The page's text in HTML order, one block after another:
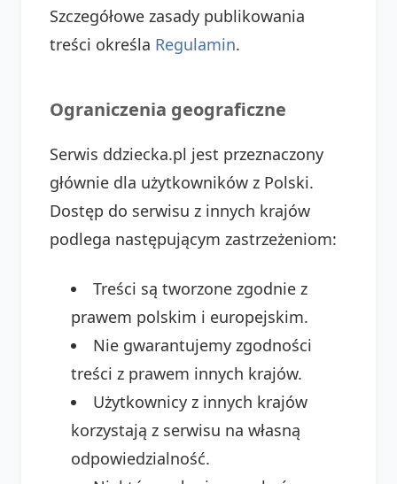
Szczegółowe zasady publikowania
treści określa Regulamin.
Ograniczenia geograficzne
Serwis ddziecka.pl jest przeznaczony
głównie dla użytkowników z Polski.
Dostęp do serwisu z innych krajów
podlega następującym zastrzeżeniom:
Treści są tworzone zgodnie z
prawem polskim i europejskim.
Nie gwarantujemy zgodności
treści z prawem innych krajów.
Użytkownicy z innych krajów
korzystają z serwisu na własną
odpowiedzialność.